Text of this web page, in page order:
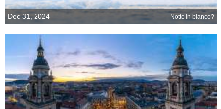
Dec 31, 2024 Notte in bianco?